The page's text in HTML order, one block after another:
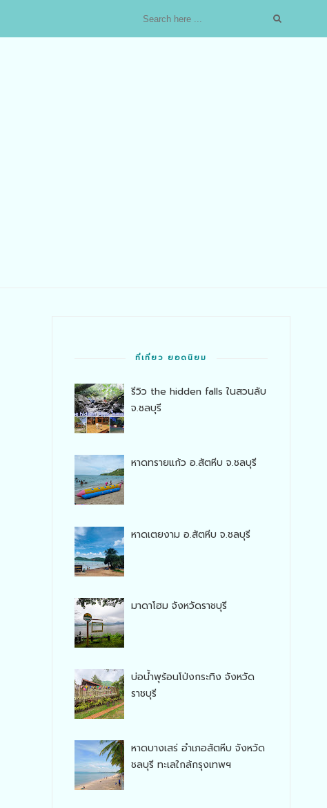
ที่เที่ยว ยอดนิยม
รีวิว the hidden falls ในสวนลับ
จ.ชลบุรี
หาดทรายแก้ว อ.สัตหีบ จ.ชลบุรี
หาดเตยงาม อ.สัตหีบ จ.ชลบุรี
มาดาโฮม จังหวัดราชบุรี
บ่อน้ำพุร้อนโป่งกระทิง จังหวัด
ราชบุรี
หาดบางเสร่ อำเภอสัตหีบ จังหวัด
ชลบุรี ทะเลใกล้กรุงเทพฯ